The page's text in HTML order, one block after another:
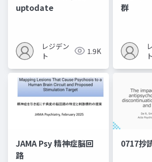
uptodate
レジデン
ト
1.9K
群
ト
JAMA Psy 精神症脳回
路
0717抄